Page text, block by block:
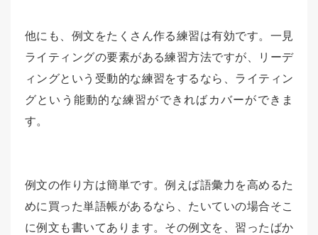
他にも、例文をたくさん作る練習は有効です。一見
ライティングの要素がある練習方法ですが、リーデ
ィングという受動的な練習をするなら、ライティン
グという能動的な練習ができればカバーができま
す。
例文の作り方は簡単です。例えば語彙力を高めるた
めに買った単語帳があるなら、たいていの場合そこ
に例文も書いてあります。その例文を、習ったばか